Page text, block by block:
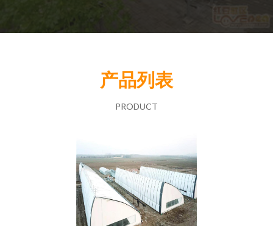
产品列表
PRODUCT